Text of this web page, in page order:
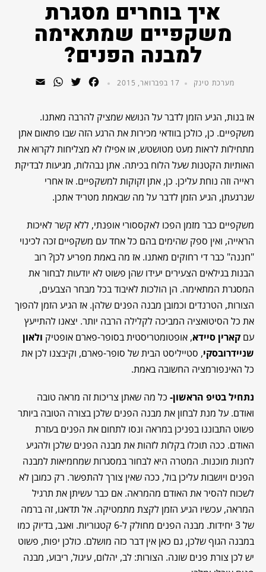
איך בוחרים מסגרת
משקפיים שמתאימה
למבנה הפנים?
מערכת טינק 17 בפברואר, 2015 Facebook
Twitter
WhatsApp
אז בנות, הגיע הזמן לדבר על הנושא שמציק להרבה מאתנו.
משקפיים. כן, כולכן בוודאי מכירות את הרגע הזה שבו פתאום אתן
מתחילות לראות מעט מטושטש, או אפילו לא מצליחות לקרוא את
האותיות הקטנות שעל הלוח בכיתה. אתן נבהלות, מגיעות לבדיקת
ראייה וזה נוחת עליכן. כן, אתן זקוקות למשקפיים. אז אחרי
שנרגעתן, הגיע הזמן לדבר על מה שבאמת מטריד אתכן.
משקפיים כבר מזמן הפכו לאקססורי אופנתי, ללא קשר לאיכות
הראייה, ואין ספק שהימים בהם כל אחד עם משקפיים זכה לכינוי
"חננה" כבר די רחוקים מאתנו. אז מה באמת מפריע לכן? רוב
הבנות בגילאים הצעירים יעידו שהן פשוט לא יודעות לבחור את
המסגרת המתאימה. הן הולכות לאיבוד בכל מבחר הצבעים,
הצורות, הטרנדים וכמובן מבנה הפנים שלהן. אז הגיע הזמן להפוך
את כל הסיטואציה המביכה לקלילה הרבה יותר. יצאנו להתייעץ
עם קארין סיידא, אופטומטריסטית בסופר-פארם אופטיק ולאון
שניידרובסקי, סטייליסט הבית של סופר-פארם, וקיבצנו לכן את
כל האינפורמציה החשובה באמת.
נתחיל בטיפ הראשון- כל מה שאתן צריכות זה מראה טובה
ואודם. על מנת לבחון את מבנה הפנים שלכן בצורה הטובה ביותר
פשוט התבוננו בפניכן במראה ונסו לתחום את הפנים בעזרת
האודם. ככה תוכלו בקלות לזהות את מבנה הפנים שלכן ולהגיע
לחנות מוכנות. המטרה היא לבחור במסגרות שמחמיאות למבנה
הפנים ויושבות עליכן בול, ככה שאין צורך להתפשר. רק כמובן לא
לשכוח להסיר את האודם מהמראה. אם כבר עשיתן את תרגיל
המראה, עכשיו הגיע הזמן לקצת מתמטיקה. אל תדאגו, זה ברמה
של 3 יחידות. מבנה הפנים מחולק ל-6 קטגוריות. ואגב, בדיוק כמו
במבנה הגוף שלכן, גם כאן אין דבר כזה מושלם. כולכן יפות, פשוט
יש לכן צורת פנים שונה. הצורות: לב, יהלום, עיגול, ריבוע, מבנה